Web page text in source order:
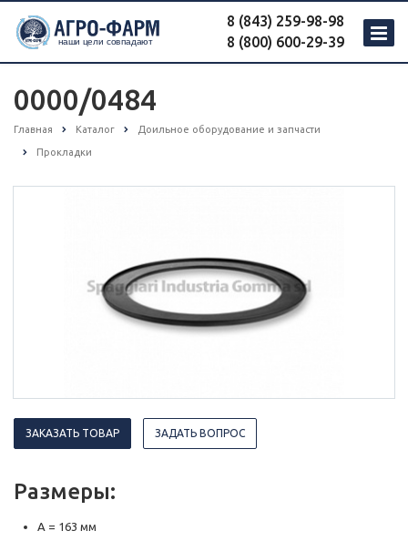
8 (843) 259-98-98
8 (800) 600-29-39
0000/0484
Главная Каталог Доильное оборудование и запчасти
Прокладки
ЗАКАЗАТЬ ТОВАР ЗАДАТЬ ВОПРОС
Размеры:
A = 163 мм